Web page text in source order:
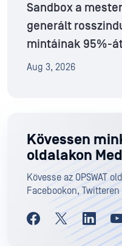
Sandbox a
generált
mintáinak 95%-
Aug 3, 2026
Kövessen
oldalakon
Kövesse az OPSWAT
Facebookon,